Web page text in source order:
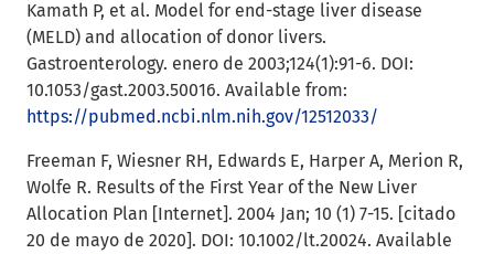
Kamath P, et al. Model for end-stage liver disease
(MELD) and allocation of donor livers.
Gastroenterology. enero de 2003;124(1):91-6. DOI:
10.1053/gast.2003.50016. Available from:
https://pubmed.ncbi.nlm.nih.gov/12512033/
Freeman F, Wiesner RH, Edwards E, Harper A, Merion R,
Wolfe R. Results of the First Year of the New Liver
Allocation Plan [Internet]. 2004 Jan; 10 (1) 7-15. [citado
20 de mayo de 2020]. DOI: 10.1002/lt.20024. Available